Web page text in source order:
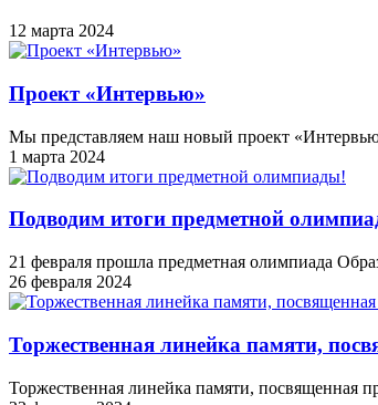
12 марта 2024
Проект «Интервью»
Мы представляем наш новый проект
1 марта 2024
Подводим итоги предметной
21 февраля прошла предметная олимпиада
26 февраля 2024
Торжественная линейка памяти,
Торжественная линейка памяти, посвященная